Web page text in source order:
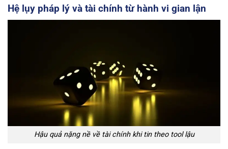
Hệ lụy pháp lý và tài chính từ hành vi gian lận
Hậu quả nặng nề về tài chính khi tin theo tool lậu